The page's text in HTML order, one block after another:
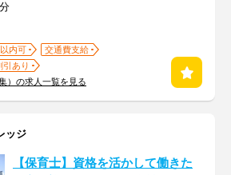
内可
交通費支給
引あり
）の求人一覧を見る
ッジ
【保育士】資格を活かして働きた